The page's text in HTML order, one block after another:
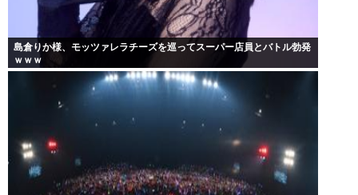
島倉りか様、モッツァレラチーズを巡ってスーパー店員とバトル勃発
ｗｗｗ